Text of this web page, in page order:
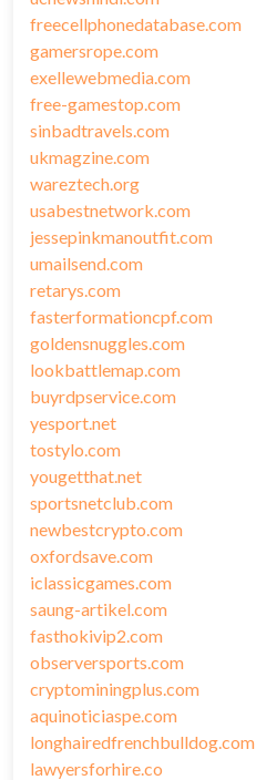
freecellphonedatabase.com
gamersrope.com
exellewebmedia.com
free-gamestop.com
sinbadtravels.com
ukmagzine.com
wareztech.org
usabestnetwork.com
jessepinkmanoutfit.com
umailsend.com
retarys.com
fasterformationcpf.com
goldensnuggles.com
lookbattlemap.com
buyrdpservice.com
yesport.net
tostylo.com
yougetthat.net
sportsnetclub.com
newbestcrypto.com
oxfordsave.com
iclassicgames.com
saung-artikel.com
fasthokivip2.com
observersports.com
cryptominingplus.com
aquinoticiaspe.com
longhairedfrenchbulldog.com
lawyersforhire.co